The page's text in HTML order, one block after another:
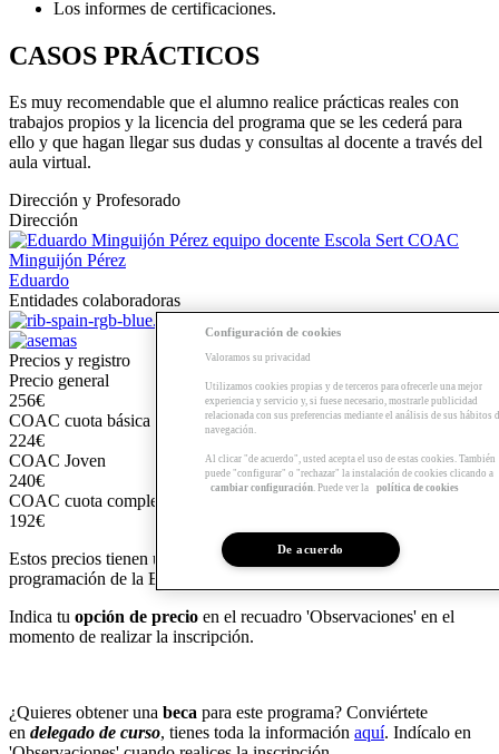
Los informes de certificaciones.
CASOS PRÁCTICOS
Es muy recomendable que el alumno realice prácticas reales con
trabajos propios y la licencia del programa que se les cederá para
ello y que hagan llegar sus dudas y consultas al docente a través del
aula virtual.
Dirección y Profesorado
Dirección
Minguijón Pérez
Eduardo
Entidades colaboradoras
Precios y registro
Precio general
256€
COAC cuota básica | Entidades con convenio
224€
COAC Joven
240€
COAC cuota complementaria
192€
Estos precios tienen un
20% de descuentopor formar parte de la
programación de la Escuela de Verano 2019.
Indica tu opción de precio en el recuadro 'Observaciones' en el
momento de realizar la inscripción.
¿Quieres obtener una beca para este programa? Conviértete
en delegado de curso, tienes toda la información aquí. Indícalo en
Configuración de cookies
Valoramos su privacidad
Utilizamos cookies propias y de terceros para ofrecerle una mejor
experiencia y servicio y, si fuese necesario, mostrarle publicidad
relacionada con sus preferencias mediante el análisis de sus hábitos
navegación.
Al clicar "de acuerdo", usted acepta el uso de estas cookies. También
puede "configurar" o "rechazar" la instalación de cookies clicando a
cambiar configuración. Puede ver la política de cookies
De acuerdo